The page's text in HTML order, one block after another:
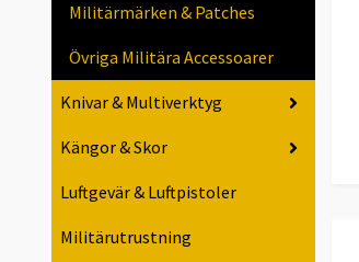
Militärmärken & Patches
Övriga Militära Accessoarer
Knivar & Multiverktyg
Kängor & Skor
Luftgevär & Luftpistoler
Militärutrustning